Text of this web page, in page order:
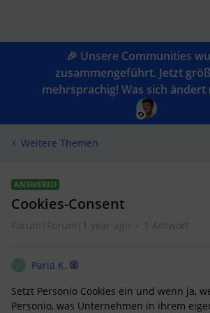
🎉 Unsere Communities
zusammengeführt. Jetzt
mehrsprachig! Was sich ändert
Weitere Themen
ANSWERED
Cookies-Consent
Forum|Forum|1 year ago 1 Antwort
Paria K.
Setzt Personio Cookies ein und wenn ja,
Personio, was Unternehmen in ihrem